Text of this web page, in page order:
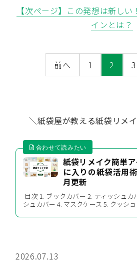
【次ページ】この発想は新し
インとは？
前へ 1 2 3
＼紙袋屋が教える紙袋リメ
紙袋リメイク簡単
に入りの紙袋活用
月更新
目次 1. ブックカバー 2. ティッシュカ
シュカバー 4. マスクケース 5. クッシ
2026.07.13